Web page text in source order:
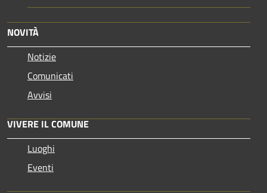
NOVITÀ
Notizie
Comunicati
Avvisi
VIVERE IL COMUNE
Luoghi
Eventi